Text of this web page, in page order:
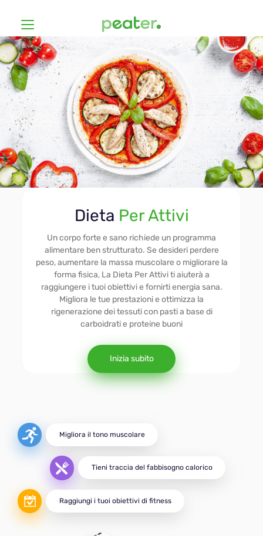
Diete
Economica
Vegana
Hashimoto
Senza Glutine
Conveniente
Diabetica
DASH
Per Attivi
Muscolare
Come funziona?
Prezzi
Accedi
Iscriviti
Dieta Per Attivi
Un corpo forte e sano richiede un programma
alimentare ben strutturato. Se desideri perdere
peso, aumentare la massa muscolare o migliorare la
forma fisica, La Dieta Per Attivi ti aiuterà a
raggiungere i tuoi obiettivi e fornirti energia sana.
Migliora le tue prestazioni e ottimizza la
rigenerazione dei tessuti con pasti a base di
carboidrati e proteine buoni
Inizia subito
Migliora il tono muscolare
Tieni traccia del fabbisogno calorico
Raggiungi i tuoi obiettivi di fitness